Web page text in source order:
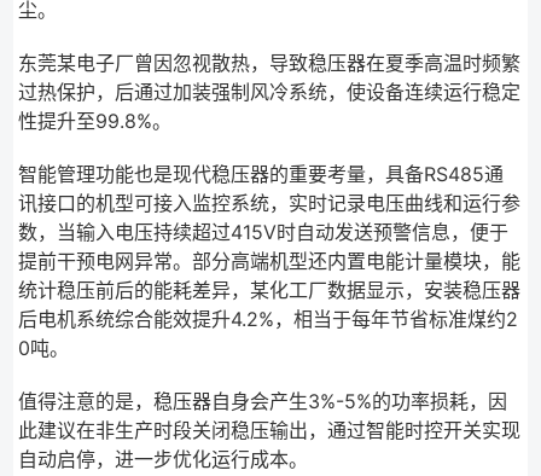
尘。
东莞某电子厂曾因忽视散热，导致稳压器在夏季高温时频繁
过热保护，后通过加装强制风冷系统，使设备连续运行稳定
性提升至99.8%。
智能管理功能也是现代稳压器的重要考量，具备RS485通
讯接口的机型可接入监控系统，实时记录电压曲线和运行参
数，当输入电压持续超过415V时自动发送预警信息，便于
提前干预电网异常。部分高端机型还内置电能计量模块，能
统计稳压前后的能耗差异，某化工厂数据显示，安装稳压器
后电机系统综合能效提升4.2%，相当于每年节省标准煤约2
0吨。
值得注意的是，稳压器自身会产生3%-5%的功率损耗，因
此建议在非生产时段关闭稳压输出，通过智能时控开关实现
自动启停，进一步优化运行成本。